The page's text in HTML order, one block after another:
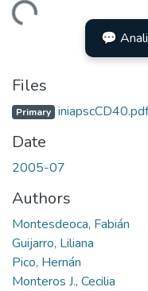
Loading... 💬
Files
Primary
Date
2005-07
Authors
Montesdeoca, Fabián
Guijarro, Liliana
Pico, Hernán
Monteros J., Cecilia